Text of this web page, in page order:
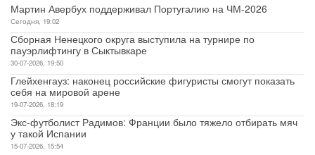
Мартин Авербух поддерживал Португалию на ЧМ-2026
Сегодня, 19:02
Сборная Ненецкого округа выступила на турнире по
пауэрлифтингу в Сыктывкаре
30-07-2026, 19:50
Глейхенгауз: наконец российские фигуристы смогут показать
себя на мировой арене
19-07-2026, 18:19
Экс-футболист Радимов: Франции было тяжело отбирать мяч
у такой Испании
15-07-2026, 15:54